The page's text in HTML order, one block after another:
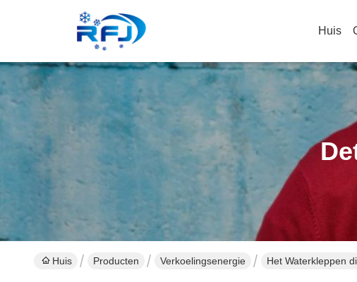
Huis
Huis Producten Verkoelingsenergie Het Waterkleppen